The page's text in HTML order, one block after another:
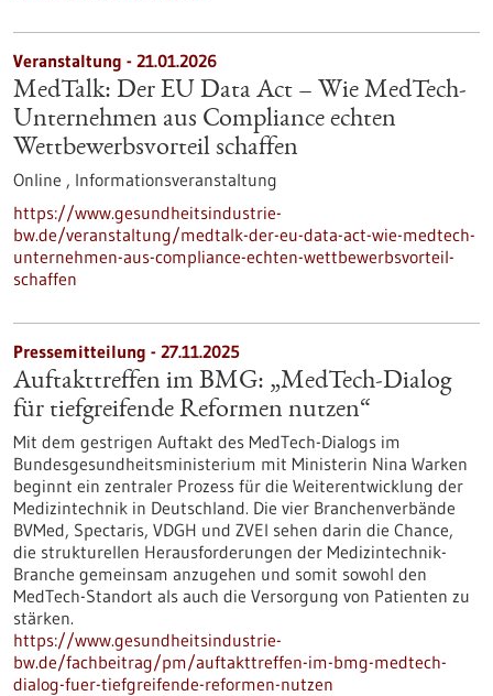
Veranstaltung - 21.01.2026
MedTalk: Der EU Data Act – Wie MedTech-
Unternehmen aus Compliance echten
Wettbewerbsvorteil schaffen
Online , Informationsveranstaltung
https://www.gesundheitsindustrie-
bw.de/veranstaltung/medtalk-der-eu-data-act-wie-medtech-
unternehmen-aus-compliance-echten-wettbewerbsvorteil-
schaffen
Pressemitteilung - 27.11.2025
Auftakttreffen im BMG: „MedTech-Dialog
für tiefgreifende Reformen nutzen“
Mit dem gestrigen Auftakt des MedTech-Dialogs im
Bundesgesundheitsministerium mit Ministerin Nina Warken
beginnt ein zentraler Prozess für die Weiterentwicklung der
Medizintechnik in Deutschland. Die vier Branchenverbände
BVMed, Spectaris, VDGH und ZVEI sehen darin die Chance,
die strukturellen Herausforderungen der Medizintechnik-
Branche gemeinsam anzugehen und somit sowohl den
MedTech-Standort als auch die Versorgung von Patienten zu
stärken.
https://www.gesundheitsindustrie-
bw.de/fachbeitrag/pm/auftakttreffen-im-bmg-medtech-
dialog-fuer-tiefgreifende-reformen-nutzen